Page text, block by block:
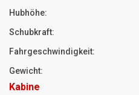
Hubhöhe:
Schubkraft:
Fahrgeschwindigkeit:
Gewicht:
Kabine